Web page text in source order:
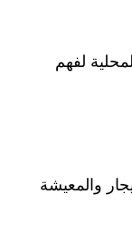
لفهم
والمعيشة